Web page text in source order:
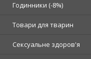
Годинники (-8%)
Товари для тварин
Сексуальне здоров'я